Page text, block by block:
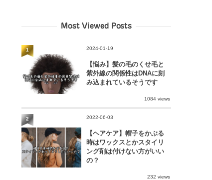
Most Viewed Posts
2024-01-19
【悩み】髪の毛のくせ毛と
紫外線の関係性はDNAに刻
み込まれているそうです
1084 views
1
2022-06-03
【ヘアケア】帽子をかぶる
時はワックスとかスタイリ
ング剤は付けない方がいい
の？
232 views
2